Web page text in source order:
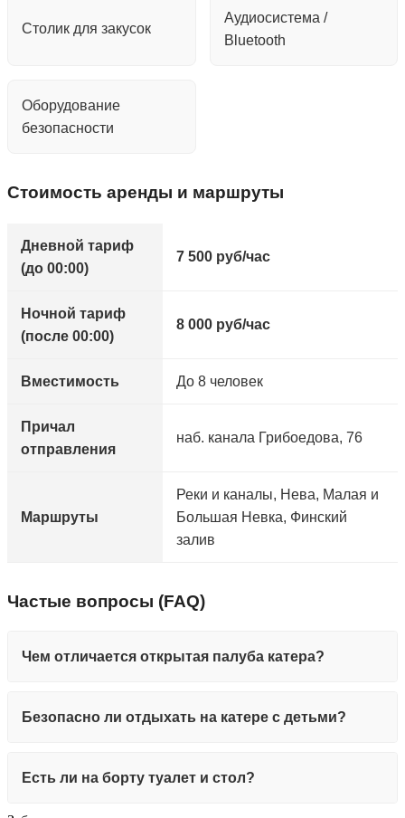
Столик для закусок
Аудиосистема /
Bluetooth
Оборудование
безопасности
Стоимость аренды и маршруты
Дневной тариф
(до 00:00)
7 500 руб/час
Ночной тариф
(после 00:00)
8 000 руб/час
Вместимость До 8 человек
Причал
отправления
наб. канала Грибоедова, 76
Маршруты
Реки и каналы, Нева, Малая и
Большая Невка, Финский
залив
Частые вопросы (FAQ)
Чем отличается открытая палуба катера?
Безопасно ли отдыхать на катере с детьми?
Есть ли на борту туалет и стол?